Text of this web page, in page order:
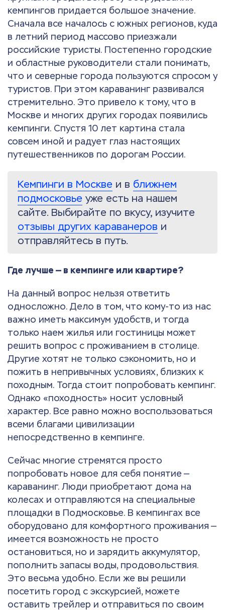
кемпингов придается большое значение.
Сначала все началось с южных регионов, куда
в летний период массово приезжали
российские туристы. Постепенно городские
и областные руководители стали понимать,
что и северные города пользуются спросом у
туристов. При этом караванинг развивался
стремительно. Это привело к тому, что в
Москве и многих других городах появились
кемпинги. Спустя 10 лет картина стала
совсем иной и радует глаз настоящих
путешественников по дорогам России.
Кемпинги в Москве и в ближнем
подмосковье уже есть на нашем
сайте. Выбирайте по вкусу, изучите
отзывы других караванеров и
отправляйтесь в путь.
Где лучше — в кемпинге или квартире?
На данный вопрос нельзя ответить
односложно. Дело в том, что кому-то из нас
важно иметь максимум удобств, и тогда
только наем жилья или гостиницы может
решить вопрос с проживанием в столице.
Другие хотят не только сэкономить, но и
пожить в непривычных условиях, близких к
походным. Тогда стоит попробовать кемпинг.
Однако «походность» носит условный
характер. Все равно можно воспользоваться
всеми благами цивилизации
непосредственно в кемпинге.
Сейчас многие стремятся просто
попробовать новое для себя понятие —
караванинг. Люди приобретают дома на
колесах и отправляются на специальные
площадки в Подмосковье. В кемпингах все
оборудовано для комфортного проживания —
имеется возможность не просто
остановиться, но и зарядить аккумулятор,
пополнить запасы воды, продовольствия.
Это весьма удобно. Если же вы решили
посетить город с экскурсией, можете
оставить трейлер и отправиться по своим